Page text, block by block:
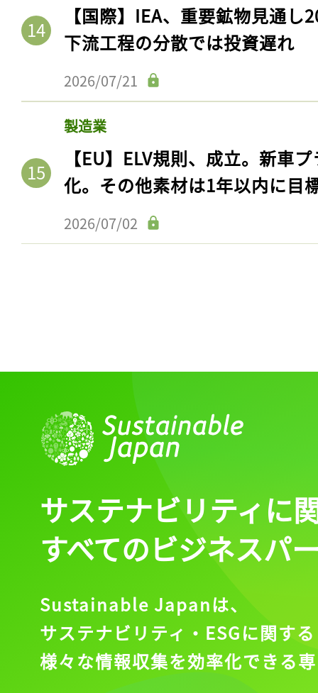
【国際】IEA、重要鉱物見通
下流工程の分散では投資遅れ
2026/07/21
製造業
【EU】ELV規則、成立。新車
化。その他素材は1年以内に目
2026/07/02
サステナビリティに
すべてのビジネスパ
Sustainable Japanは、
サステナビリティ・ESGに関する
様々な情報収集を効率化できる